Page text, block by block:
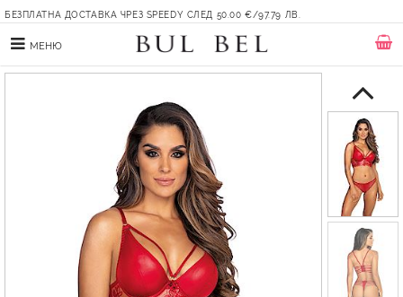
БЕЗПЛАТНА ДОСТАВКА ЧРЕЗ SPEEDY СЛЕД 50.00 €/97.79 ЛВ.
МЕНЮ